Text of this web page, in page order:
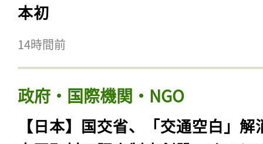
本初
14時間前
政府・国際機関・NGO
【日本】国交省、「交通空白」解